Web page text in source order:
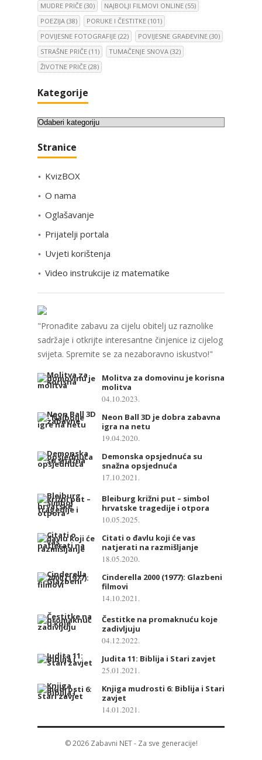
MUDRE PRIČE (30) NAJBOLJI FILMOVI ONLINE (55)
POEZIJA (38) PORUKE I ČESTITKE (101)
POVIJESNE FOTOGRAFIJE (22) POVIJESNE GRAĐEVINE (30)
STRAŠNE PRIČE (11) TUMAČENJE SNOVA (32)
ŽIVOTNE PRIČE (28)
Kategorije
K
t
g
i
j
Stranice
KvizBOX
O nama
Oglašavanje
Prijatelji portala
Uvjeti korištenja
Video instrukcije iz matematike
"Pronađite zabavu za cijelu obitelj uz raznolike
sadržaje i otkrijte interesantne činjenice iz cijelog
svijeta. Spremite se za nezaboravno iskustvo!"
Molitva za domovinu je korisna
molitva
04.10.2023.
Neon Ball 3D je dobra zabavna
igra na netu
19.04.2020.
Demonska opsjednuća su
snažna opsjednuća
17.10.2021.
Bleiburg križni put – simbol
hrvatske tragedije i otpora
10.05.2025.
Citati o đavlu koji će vas
natjerati na razmišljanje
18.05.2020.
Cinderella 2000 (1977): Glazbeni
filmovi
14.10.2021.
Čestitke na promaknuću koje
zadivljuju
04.12.2022.
Judita 11: Biblija i Stari zavjet
25.01.2021.
Knjiga mudrosti 6: Biblija i Stari
zavjet
14.01.2021.
© 2026 Zabavni NET- Za sve generacije!